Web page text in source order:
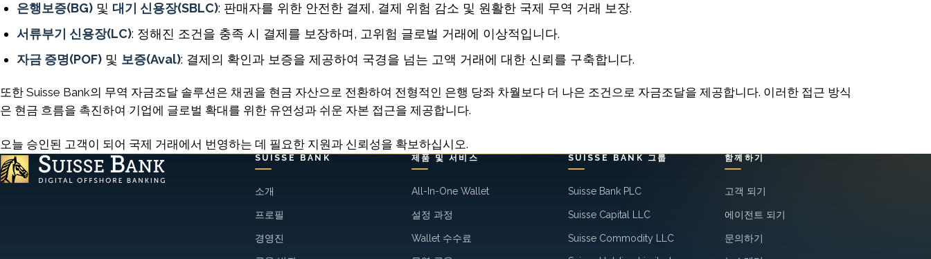
은행보증(BG) 및 대기 신용장(SBLC): 판매자를 위한 안전한 결제, 결제 위험 감소 및 원활한 국제 무역 거래 보장.
서류부기 신용장(LC): 정해진 조건을 충족 시 결제를 보장하며, 고위험 글로벌 거래에 이상적입니다.
자금 증명(POF) 및 보증(Aval): 결제의 확인과 보증을 제공하여 국경을 넘는 고액 거래에 대한 신뢰를 구축합니다.
또한 Suisse Bank의 무역 자금조달 솔루션은 채권을 현금 자산으로 전환하여 전형적인 은행 당좌 차월보다 더 나은 조건으로 자금조달을 제공합니다. 이러한 접근 방식
은 현금 흐름을 촉진하여 기업에 글로벌 확대를 위한 유연성과 쉬운 자본 접근을 제공합니다.
오늘 승인된 고객이 되어 국제 거래에서 번영하는 데 필요한 지원과 신뢰성을 확보하십시오.
SUISSE BANK
소개
프로필
경영진
제품 및 서비스
All-In-One Wallet
설정 과정
Wallet 수수료
SUISSE BANK 그룹
Suisse Bank PLC
Suisse Capital LLC
Suisse Commodity LLC
함께하기
고객 되기
에이전트 되기
문의하기